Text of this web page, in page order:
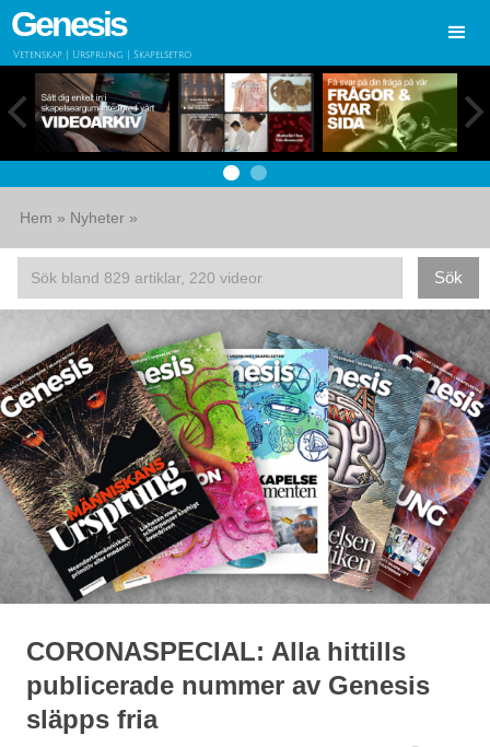
Genesis
Vetenskap | Ursprung | Skapelsetro
Hem » Nyheter »
CORONASPECIAL: Alla hittills
publicerade nummer av Genesis
släpps fria